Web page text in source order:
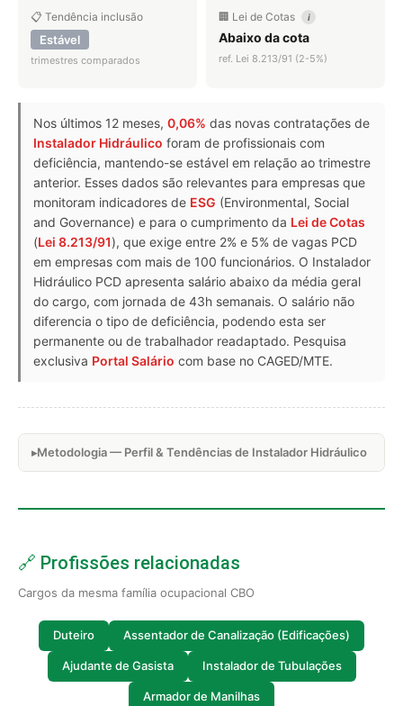
📋 Tendência inclusão
Estável
trimestres comparados
🏢 Lei de Cotas i
Abaixo da cota
ref. Lei 8.213/91 (2-5%)
Nos últimos 12 meses, 0,06% das novas contratações de
Instalador Hidráulico foram de profissionais com
deficiência, mantendo-se estável em relação ao trimestre
anterior. Esses dados são relevantes para empresas que
monitoram indicadores de ESG (Environmental, Social
and Governance) e para o cumprimento da Lei de Cotas
(Lei 8.213/91), que exige entre 2% e 5% de vagas PCD
em empresas com mais de 100 funcionários. O Instalador
Hidráulico PCD apresenta salário abaixo da média geral
do cargo, com jornada de 43h semanais. O salário não
diferencia o tipo de deficiência, podendo esta ser
permanente ou de trabalhador readaptado. Pesquisa
exclusiva Portal Salário com base no CAGED/MTE.
Metodologia — Perfil & Tendências de Instalador Hidráulico
🔗 Profissões relacionadas
Cargos da mesma família ocupacional CBO
Duteiro Assentador de Canalização (Edificações)
Ajudante de Gasista Instalador de Tubulações
Armador de Manilhas